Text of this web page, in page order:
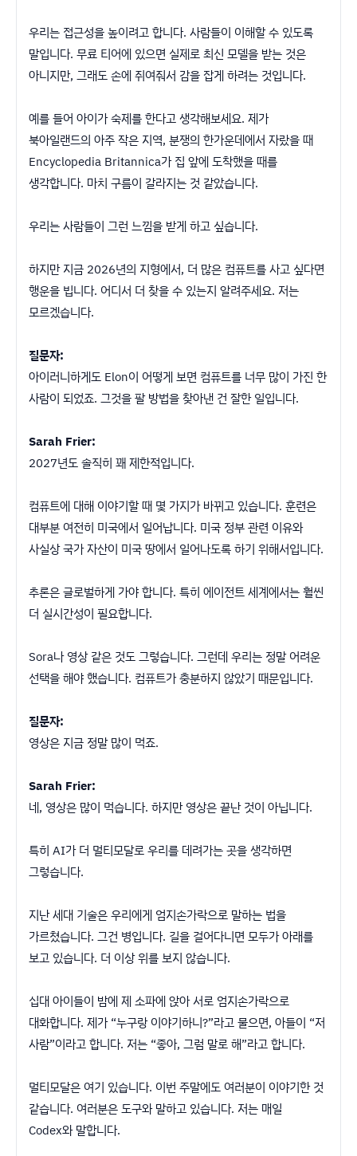
우리는 접근성을 높이려고 합니다. 사람들이 이해할 수 있도록
말입니다. 무료 티어에 있으면 실제로 최신 모델을 받는 것은
아니지만, 그래도 손에 쥐여줘서 감을 잡게 하려는 것입니다.
예를 들어 아이가 숙제를 한다고 생각해보세요. 제가
북아일랜드의 아주 작은 지역, 분쟁의 한가운데에서 자랐을 때
Encyclopedia Britannica가 집 앞에 도착했을 때를
생각합니다. 마치 구름이 갈라지는 것 같았습니다.
우리는 사람들이 그런 느낌을 받게 하고 싶습니다.
하지만 지금 2026년의 지형에서, 더 많은 컴퓨트를 사고 싶다면
행운을 빕니다. 어디서 더 찾을 수 있는지 알려주세요. 저는
모르겠습니다.
질문자:
아이러니하게도 Elon이 어떻게 보면 컴퓨트를 너무 많이 가진 한
사람이 되었죠. 그것을 팔 방법을 찾아낸 건 잘한 일입니다.
Sarah Frier:
2027년도 솔직히 꽤 제한적입니다.
컴퓨트에 대해 이야기할 때 몇 가지가 바뀌고 있습니다. 훈련은
대부분 여전히 미국에서 일어납니다. 미국 정부 관련 이유와
사실상 국가 자산이 미국 땅에서 일어나도록 하기 위해서입니다.
추론은 글로벌하게 가야 합니다. 특히 에이전트 세계에서는 훨씬
더 실시간성이 필요합니다.
Sora나 영상 같은 것도 그렇습니다. 그런데 우리는 정말 어려운
선택을 해야 했습니다. 컴퓨트가 충분하지 않았기 때문입니다.
질문자:
영상은 지금 정말 많이 먹죠.
Sarah Frier:
네, 영상은 많이 먹습니다. 하지만 영상은 끝난 것이 아닙니다.
특히 AI가 더 멀티모달로 우리를 데려가는 곳을 생각하면
그렇습니다.
지난 세대 기술은 우리에게 엄지손가락으로 말하는 법을
가르쳤습니다. 그건 병입니다. 길을 걸어다니면 모두가 아래를
보고 있습니다. 더 이상 위를 보지 않습니다.
십대 아이들이 밤에 제 소파에 앉아 서로 엄지손가락으로
대화합니다. 제가 “누구랑 이야기하니?”라고 물으면, 아들이 “저
사람”이라고 합니다. 저는 “좋아, 그럼 말로 해”라고 합니다.
멀티모달은 여기 있습니다. 이번 주말에도 여러분이 이야기한 것
같습니다. 여러분은 도구와 말하고 있습니다. 저는 매일
Codex와 말합니다.